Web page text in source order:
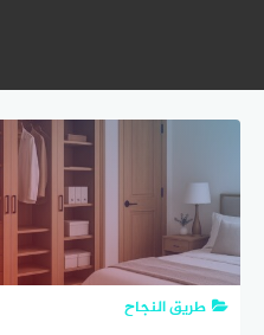
طريق النجاح